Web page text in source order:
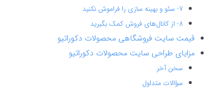
7- سئو و بهینه سازی را فراموش نکنید
8- از کانال‌های فروش کمک بگیرید
قیمت سایت فروشگاهی محصولات دکوراتیو
مزایای طراحی سایت محصولات دکوراتیو
سخن آخر
سؤالات متداول